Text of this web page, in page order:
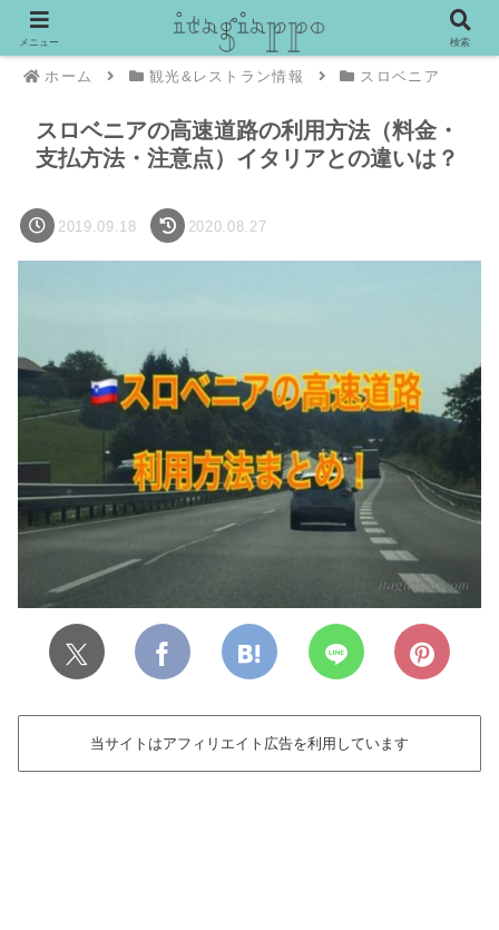
ホーム 観光&レストラン情報 スロベニア
スロベニアの高速道路の利用方法（料金・
支払方法・注意点）イタリアとの違いは？
2019.09.18 2020.08.27
当サイトはアフィリエイト広告を利用しています
メニュー 検索